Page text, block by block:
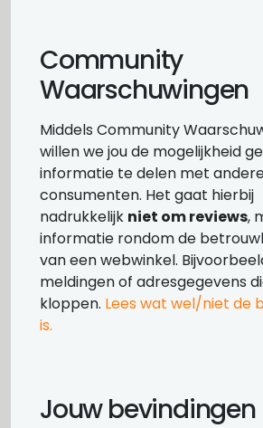
Community
Waarschuwingen
Middels Community
willen we jou de mogelijkheid
informatie te delen met
consumenten. Het gaat hierbij
nadrukkelijk niet om reviews,
informatie rondom de
van een webwinkel.
meldingen of adresgegevens
kloppen. Lees wat wel/niet de
is.
Jouw bevindingen